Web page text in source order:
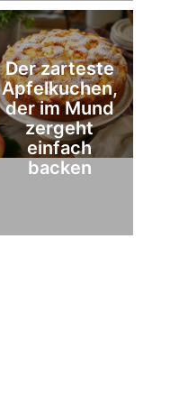
Der zarteste
Apfelkuchen,
der im Mund
zergeht
einfach
backen